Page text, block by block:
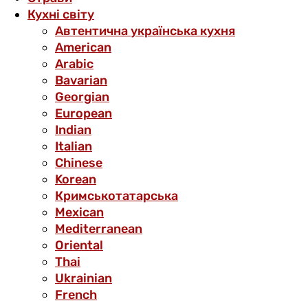
Кухні світу
Автентична українська кухня
American
Arabic
Bavarian
Georgian
European
Indian
Italian
Chinese
Korean
Кримськотатарська
Mexican
Mediterranean
Oriental
Thai
Ukrainian
French